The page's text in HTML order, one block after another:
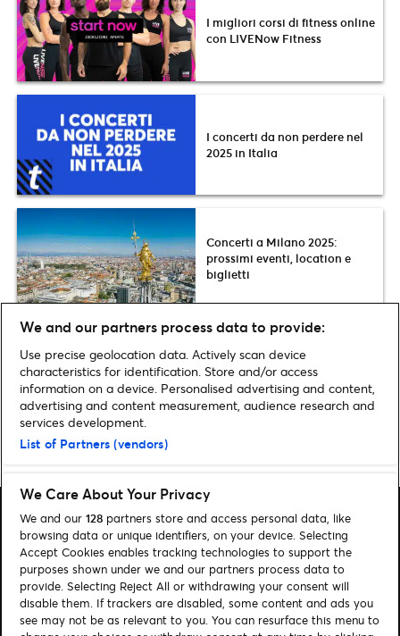
I migliori corsi di fitness online
con LIVENow Fitness
I concerti da non perdere nel
2025 in Italia
Concerti a Milano 2025:
prossimi eventi, location e
biglietti
Canzoni Sanremo 2025: di che
parlano i testi dei 29 big in
gara
Pagina iniziale»Musica»Lucio Corsi: annunciate tre nuove date nel 2025!
Cerca
Gestione dei cookies
We and our partners process data to provide:
Use precise geolocation data. Actively scan device
characteristics for identification. Store and/or access
information on a device. Personalised advertising and content,
advertising and content measurement, audience research and
services development.
List of Partners (vendors)
We Care About Your Privacy
We and our 128 partners store and access personal data, like
browsing data or unique identifiers, on your device. Selecting
Accept Cookies enables tracking technologies to support the
purposes shown under we and our partners process data to
provide. Selecting Reject All or withdrawing your consent will
disable them. If trackers are disabled, some content and ads you
see may not be as relevant to you. You can resurface this menu to